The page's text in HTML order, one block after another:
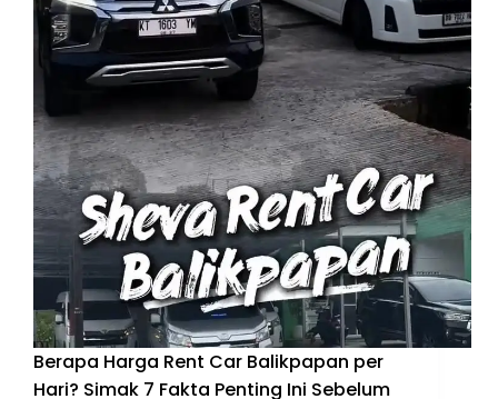
Berapa Harga Rent Car Balikpapan per
Hari? Simak 7 Fakta Penting Ini Sebelum